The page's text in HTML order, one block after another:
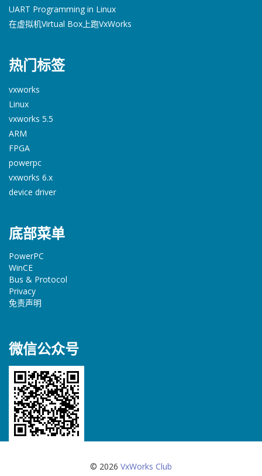
UART Programming in Linux
在虚拟机Virtual Box上跑VxWorks
热门标签
vxworks
Linux
vxworks 5.5
ARM
FPGA
powerpc
vxworks 6.x
device driver
底部菜单
PowerPC
WinCE
Bus & Protocol
Privacy
免责声明
微信公众号
© 2026 VxWorks Club